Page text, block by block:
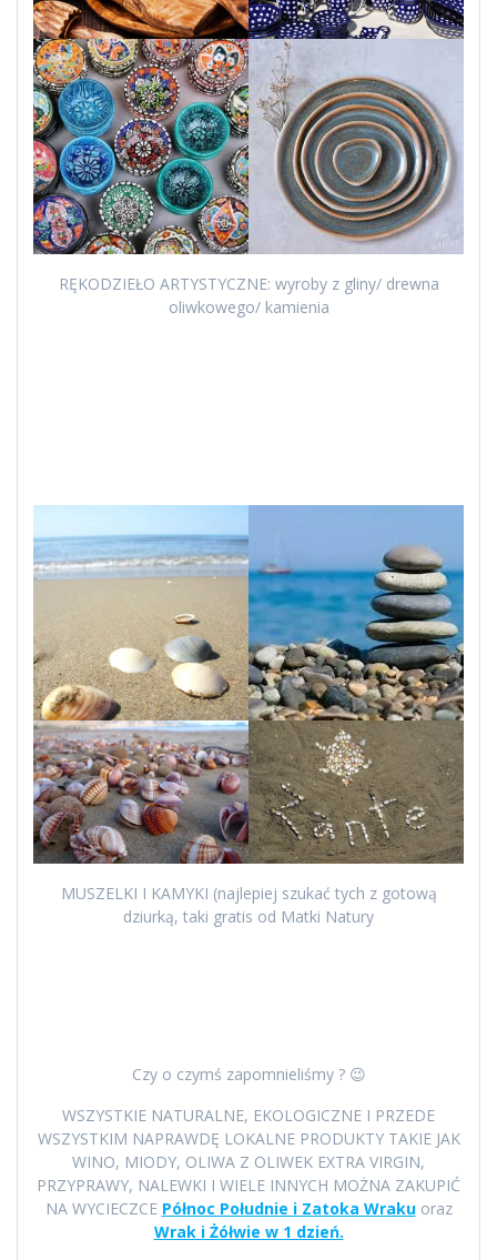
RĘKODZIEŁO ARTYSTYCZNE: wyroby z gliny/ drewna
oliwkowego/ kamienia
MUSZELKI I KAMYKI (najlepiej szukać tych z gotową
dziurką, taki gratis od Matki Natury
Czy o czymś zapomnieliśmy ? 😉
WSZYSTKIE NATURALNE, EKOLOGICZNE I PRZEDE
WSZYSTKIM NAPRAWDĘ LOKALNE PRODUKTY TAKIE JAK
WINO, MIODY, OLIWA Z OLIWEK EXTRA VIRGIN,
PRZYPRAWY, NALEWKI I WIELE INNYCH MOŻNA ZAKUPIĆ
NA WYCIECZCE Północ Południe i Zatoka Wrakuoraz
Wrak i Żółwie w 1 dzień.